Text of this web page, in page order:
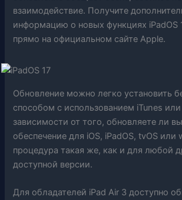
взаимодействие. Получите
информацию о новых функциях iPadOS
прямо на официальном сайте Apple.
Обновление можно легко установить
способом с использованием iTunes
зависимости от того, обновляете ли
обеспечение для iOS, iPadOS, tvOS или
процедура такая же, как и для любой
доступной версии.
Для обладателей iPad Air 3 доступно